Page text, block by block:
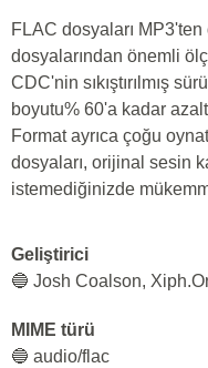
FLAC dosyaları
dosyalarından önemli
CDC'nin sıkıştırılmış
boyutu% 60'a kadar
Format ayrıca çoğu
dosyaları, orijinal sesin
istemediğinizde
Geliştirici
🔵 Josh Coalson,
MIME türü
🔵 audio/flac